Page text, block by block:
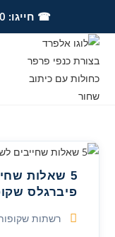
content
☎ חייגו: 072-2222330
5 שאלות
פיברגלס
קטגוריה:
רשתות